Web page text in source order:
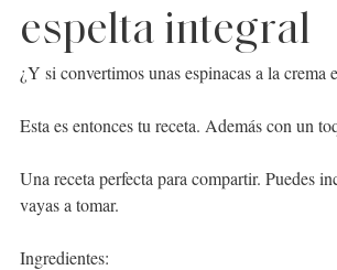
espelta integral
¿Y si convertimos unas espinacas a la crema
Esta es entonces tu receta. Además con un
Una receta perfecta para compartir. Puedes
vayas a tomar.
Ingredientes: